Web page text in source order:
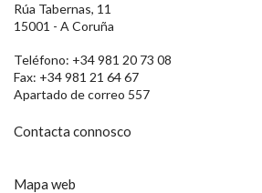
Rúa Tabernas, 11
15001 - A Coruña
Teléfono: +34 981 20 73 08
Fax: +34 981 21 64 67
Apartado de correo 557
Contacta connosco
Mapa web